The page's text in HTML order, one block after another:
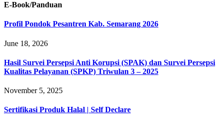
E-Book/Panduan
Profil Pondok Pesantren Kab. Semarang 2026
June 18, 2026
Hasil Survei Persepsi Anti Korupsi (SPAK) dan Survei Persepsi
Kualitas Pelayanan (SPKP) Triwulan 3 – 2025
November 5, 2025
Sertifikasi Produk Halal | Self Declare